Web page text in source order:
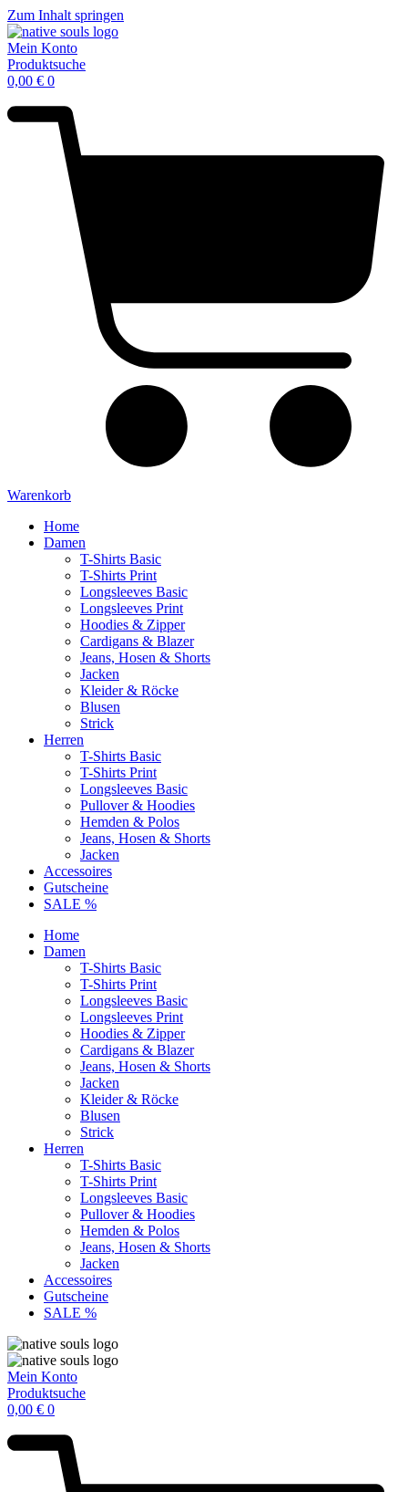
Zum Inhalt springen
Mein Konto
Produktsuche
0,00 € 0
Warenkorb
Home
Damen
T-Shirts Basic
T-Shirts Print
Longsleeves Basic
Longsleeves Print
Hoodies & Zipper
Cardigans & Blazer
Jeans, Hosen & Shorts
Jacken
Kleider & Röcke
Blusen
Strick
Herren
T-Shirts Basic
T-Shirts Print
Longsleeves Basic
Pullover & Hoodies
Hemden & Polos
Jeans, Hosen & Shorts
Jacken
Accessoires
Gutscheine
SALE %
Home
Damen
T-Shirts Basic
T-Shirts Print
Longsleeves Basic
Longsleeves Print
Hoodies & Zipper
Cardigans & Blazer
Jeans, Hosen & Shorts
Jacken
Kleider & Röcke
Blusen
Strick
Herren
T-Shirts Basic
T-Shirts Print
Longsleeves Basic
Pullover & Hoodies
Hemden & Polos
Jeans, Hosen & Shorts
Jacken
Accessoires
Gutscheine
SALE %
Mein Konto
Produktsuche
0,00 € 0